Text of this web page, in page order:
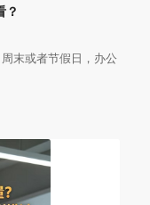
？
末或者节假日，办公